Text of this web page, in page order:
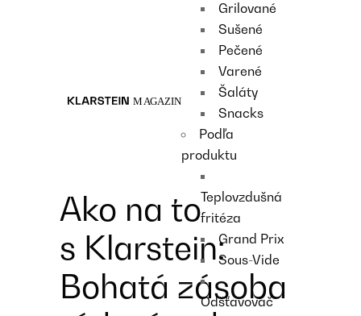
Grilované
Sušené
Pečené
Varené
Šaláty
Snacks
Podľa
produktu
Teplovzdušná
fritéza
Grand Prix
Sous-Vide
Odšťavovač
Ako na to
s Klarstein:
Bohatá zásoba